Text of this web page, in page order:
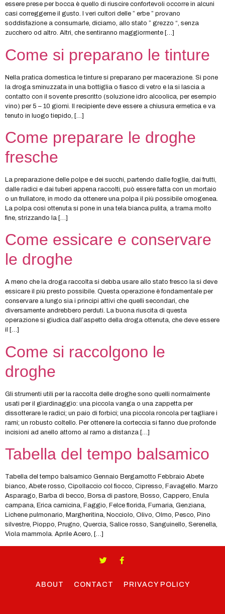
essere prese per bocca è quello di riuscire confortevoli occorre in alcuni
casi correggerne il gusto. I veri cultori delle ” erbe ” provano
soddisfazione a consumarle, diciamo, allo stato ” grezzo “, senza
zucchero od altro. Altri, che sentiranno maggiormente […]
Come si preparano le tinture
Nella pratica domestica le tinture si preparano per macerazione. Si pone
la droga sminuzzata in una bottiglia o fiasco di vetro e la si lascia a
contatto con il sovente prescritto (soluzione idro alcoolica, per esempio
vino) per 5 – 10 giorni. Il recipiente deve essere a chiusura ermetica e va
tenuto in luogo tiepido, […]
Come preparare le droghe
fresche
La preparazione delle polpe e dei succhi, partendo dalle foglie, dai frutti,
dalle radici e dai tuberi appena raccolti, può essere fatta con un mortaio
o un frullatore, in modo da ottenere una polpa il più possibile omogenea.
La polpa così ottenuta si pone in una tela bianca pulita, a trama molto
fine, strizzando la […]
Come essicare e conservare
le droghe
A meno che la droga raccolta si debba usare allo stato fresco la si deve
essicare il più presto possibile. Questa operazione è fondamentale per
conservare a lungo sia i principi attivi che quelli secondari, che
diversamente andrebbero perduti. La buona riuscita di questa
operazione si giudica dall’aspetto della droga ottenuta, che deve essere
il […]
Come si raccolgono le
droghe
Gli strumenti utili per la raccolta delle droghe sono quelli normalmente
usati per il giardinaggio: una piccola vanga o una zappetta per
dissotterare le radici; un paio di forbici; una piccola roncola per tagliare i
rami; un robusto coltello. Per ottenere la corteccia si fanno due profonde
incisioni ad anello attorno al ramo a distanza […]
Tabella del tempo balsamico
Tabella del tempo balsamico Gennaio Bergamotto Febbraio Abete
bianco, Abete rosso, Cipollaccio col fiocco, Cipresso, Favagello. Marzo
Asparago, Barba di becco, Borsa di pastore, Bosso, Cappero, Enula
campana, Erica carnicina, Faggio, Felce florida, Fumaria, Genziana,
Lichene pulmonario, Margheritina, Nocciolo, Olivo, Olmo, Pesco, Pino
silvestre, Pioppo, Prugno, Quercia, Salice rosso, Sanguinello, Serenella,
Viola mammola. Aprile Acero, […]
ABOUT CONTACT PRIVACY POLICY